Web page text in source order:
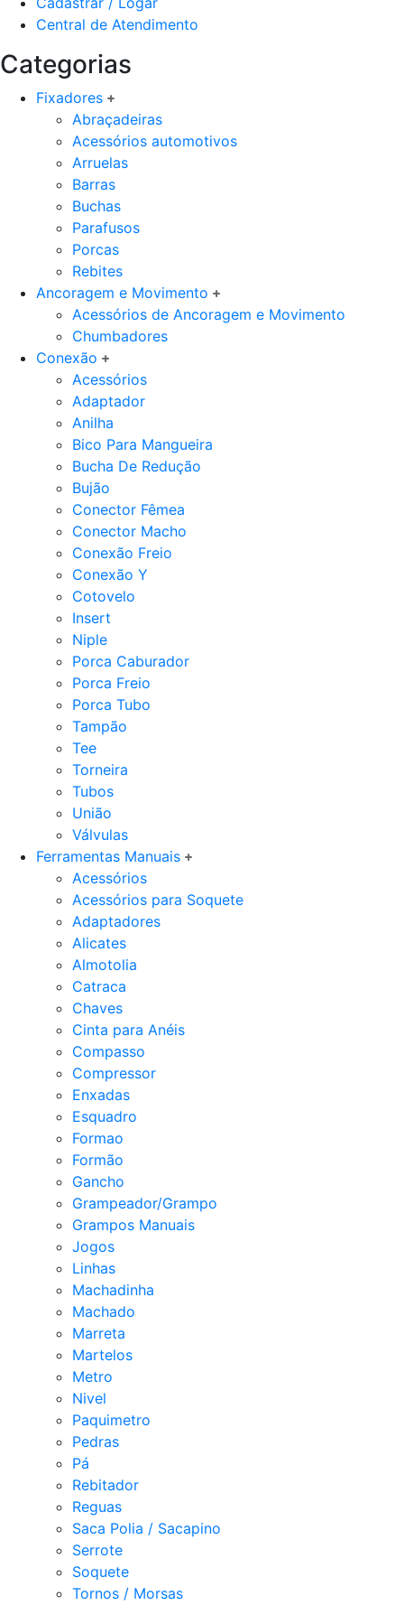
Central de Atendimento
Categorias
Fixadores
Abraçadeiras
Acessórios automotivos
Arruelas
Barras
Buchas
Parafusos
Porcas
Rebites
Ancoragem e Movimento
Acessórios de Ancoragem e Movimento
Chumbadores
Conexão
Acessórios
Adaptador
Anilha
Bico Para Mangueira
Bucha De Redução
Bujão
Conector Fêmea
Conector Macho
Conexão Freio
Conexão Y
Cotovelo
Insert
Niple
Porca Caburador
Porca Freio
Porca Tubo
Tampão
Tee
Torneira
Tubos
União
Válvulas
Ferramentas Manuais
Acessórios
Acessórios para Soquete
Adaptadores
Alicates
Almotolia
Catraca
Chaves
Cinta para Anéis
Compasso
Compressor
Enxadas
Esquadro
Formao
Formão
Gancho
Grampeador/Grampo
Grampos Manuais
Jogos
Linhas
Machadinha
Machado
Marreta
Martelos
Metro
Nivel
Paquimetro
Pedras
Pá
Rebitador
Reguas
Saca Polia / Sacapino
Serrote
Soquete
Tornos / Morsas